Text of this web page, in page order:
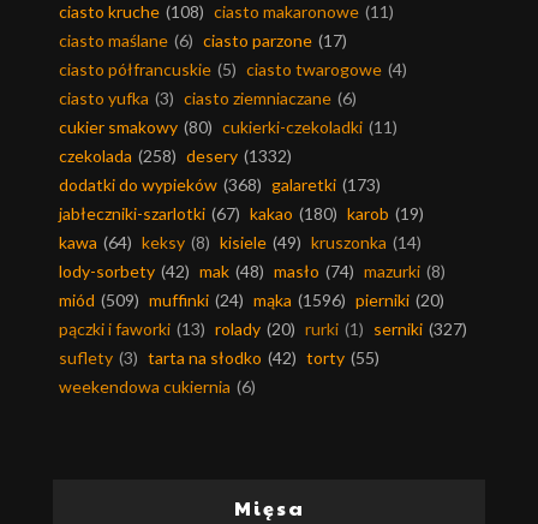
ciasto kruche (108) ciasto makaronowe (11)
ciasto maślane (6) ciasto parzone (17)
ciasto półfrancuskie (5) ciasto twarogowe (4)
ciasto yufka (3) ciasto ziemniaczane (6)
cukier smakowy (80) cukierki-czekoladki (11)
czekolada (258) desery (1332)
dodatki do wypieków (368) galaretki (173)
jabłeczniki-szarlotki (67) kakao (180) karob (19)
kawa (64) keksy (8) kisiele (49) kruszonka (14)
lody-sorbety (42) mak (48) masło (74) mazurki (8)
miód (509) muffinki (24) mąka (1596) pierniki (20)
pączki i faworki (13) rolady (20) rurki (1) serniki (327)
suflety (3) tarta na słodko (42) torty (55)
weekendowa cukiernia (6)
Mięsa